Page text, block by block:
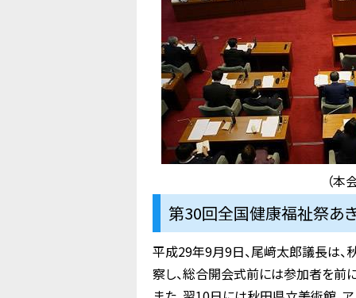
（本
第30回全国健康福祉祭あ
平成29年9月9日、尾﨑太郎議長は
察し、総合開会式前には参加者を前